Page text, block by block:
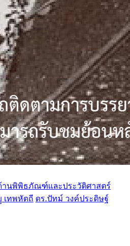
านพิพิธภัณฑ์และประวัติศาสตร์
ทพหัตถี ดร.ปัทม์ วงค์ประดิษฐ์